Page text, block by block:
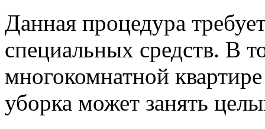
Данная процедура
специальных средств. В
многокомнатной
уборка может занять